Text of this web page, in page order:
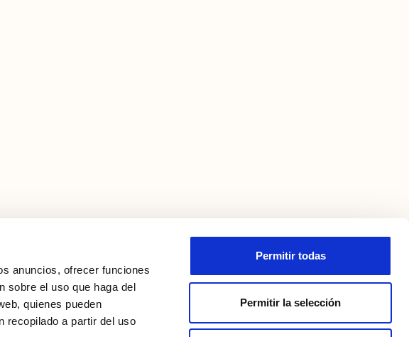
anuncios, ofrecer funciones
sobre el uso que haga del
quienes pueden
recopilado a partir del uso
Permitir todas
Permitir la selección